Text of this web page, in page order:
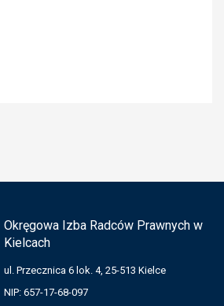
Okręgowa Izba Radców Prawnych w
Kielcach
ul. Przecznica 6 lok. 4, 25-513 Kielce
NIP: 657-17-68-097